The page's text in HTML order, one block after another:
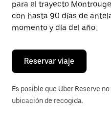
el
botón
de
escape
cerrar
calendario.
para el trayecto
con hasta 90 días de
momento y día del año.
Reservar viaje
Es posible que Uber Reserve
ubicación de recogida.